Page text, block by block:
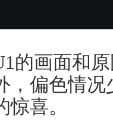
的画面和
，偏色情
喜。